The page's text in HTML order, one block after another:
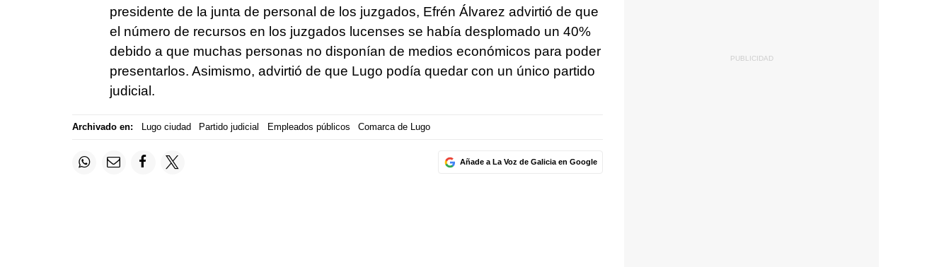
presidente de la junta de personal de los juzgados, Efrén Álvarez advirtió de que
el número de recursos en los juzgados lucenses se había desplomado un 40%
debido a que muchas personas no disponían de medios económicos para poder
presentarlos. Asimismo, advirtió de que Lugo podía quedar con un único partido
judicial.
Archivado en: Lugo ciudad Partido judicial Empleados públicos Comarca de Lugo
Añade a La Voz de Galicia en Google